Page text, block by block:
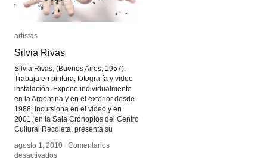
artistas
Silvia Rivas
Silvia Rivas, (Buenos Aires, 1957).
Trabaja en pintura, fotografía y video
instalación. Expone individualmente
en la Argentina y en el exterior desde
1988. Incursiona en el video y en
2001, en la Sala Cronopios del Centro
Cultural Recoleta, presenta su
agosto 1, 2010 / Comentarios
desactivadosen
artistas
Silvia Rivas
agosto 1, 2010 / Comentarios
desactivadosen